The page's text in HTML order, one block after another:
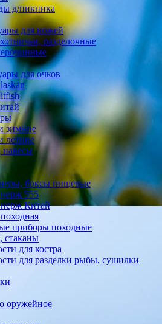
д/пикника
для ножей
разделочные
для очков
зимние
летние
боксы пищевые
555
Китай
приборы походные
стаканы
для костра
для разделки рыбы, сушилки
оружейное